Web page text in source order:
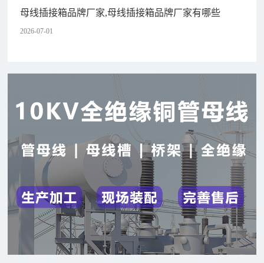
母线插接箱品牌厂家,母线插接箱品牌厂家有哪些
2026-07-01